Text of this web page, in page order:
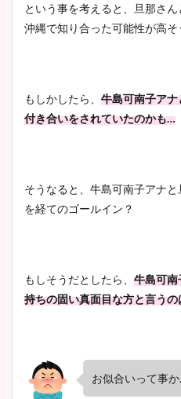
という事を考えると、旦那さ
沖縄で知り合った可能性が高そ
もしかしたら、 牛島可南子ア
付き合いをされていたのかも…
そうなると、牛島可南子アナ
を経てのゴールイン？
もしそうだとしたら、 牛島可南
持ちの固い真面目な方と言う
お似合いって事